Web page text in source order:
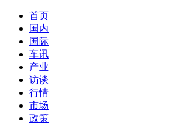
首页
国内
国际
车讯
产业
访谈
行情
市场
政策